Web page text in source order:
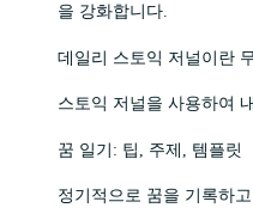
을 강화합니다.
데일리 스토익 저널이란
스토익 저널을 사용하여
꿈 일기: 팁, 주제, 템플릿
정기적으로 꿈을 기록하